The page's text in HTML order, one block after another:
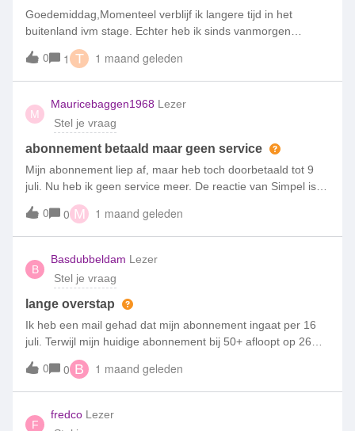
Goedemiddag,Momenteel verblijf ik langere tijd in het
buitenland ivm stage. Echter heb ik sinds vanmorgen
opeens geen bereik/service meer. Ik gebruik voornamelijk
een Spaanse simkaart voor internet en probeer mijn
Nederlandse nummer zo min mogelijk te gebruiken. Wat kan
dit zijn? Kan iemand mij hierbij helpen? Groeten,Thomas
0 1 T 1 maand geleden
M
Mauricebaggen1968 Lezer
Stel je vraag
abonnement betaald maar geen service
Mijn abonnement liep af, maar heb toch doorbetaald tot 9
juli. Nu heb ik geen service meer. De reactie van Simpel is
dat ze niet weten waarom alles stop staat.Wat nu?
0 0 M 1 maand geleden
B
Basdubbeldam Lezer
Stel je vraag
lange overstap
Ik heb een mail gehad dat mijn abonnement ingaat per 16
juli. Terwijl mijn huidige abonnement bij 50+ afloopt op 26
juni. Waarom zit er een gat van 20 dagen tussen en wat
moet ik nu doen?
0 0 B 1 maand geleden
F
fredco Lezer